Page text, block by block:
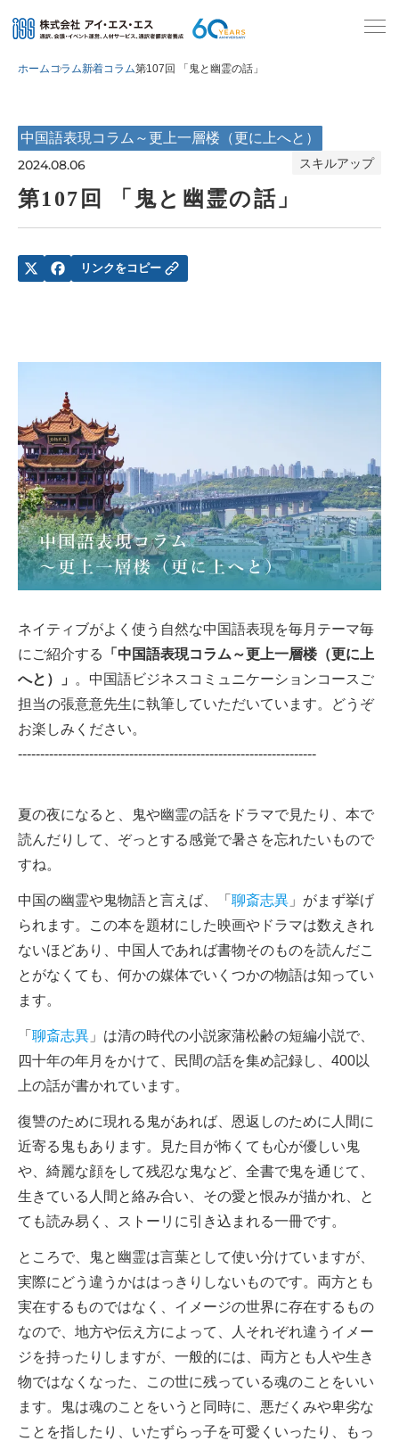
ホームコラム新着コラム第107回 「鬼と幽霊の話」
中国語表現コラム～更上一層楼（更に上へと）
2024.08.06 スキルアップ
第107回 「鬼と幽霊の話」
リンクをコピー
ネイティブがよく使う自然な中国語表現を毎月テーマ毎
にご紹介する
「中国語表現コラム～更上一層楼（更に上
へと）」
。中国語ビジネスコミュニケーションコースご
担当の張意意先生に執筆していただいています。どうぞ
お楽しみください。
-------------------------------------------------------------------
夏の夜になると、鬼や幽霊の話をドラマで見たり、本で
読んだりして、ぞっとする感覚で暑さを忘れたいもので
すね。
中国の幽霊や鬼物語と言えば、「 聊斎志異 」がまず挙げ
られます。この本を題材にした映画やドラマは数えきれ
ないほどあり、中国人であれば書物そのものを読んだこ
とがなくても、何かの媒体でいくつかの物語は知ってい
ます。
「 聊斎志異 」は清の時代の小説家蒲松齢の短編小説で、
四十年の年月をかけて、民間の話を集め記録し、400以
上の話が書かれています。
復讐のために現れる鬼があれば、恩返しのために人間に
近寄る鬼もあります。見た目が怖くても心が優しい鬼
や、綺麗な顔をして残忍な鬼など、全書で鬼を通じて、
生きている人間と絡み合い、その愛と恨みが描かれ、と
ても読み易く、ストーリに引き込まれる一冊です。
ところで、鬼と幽霊は言葉として使い分けていますが、
実際にどう違うかははっきりしないものです。両方とも
実在するものではなく、イメージの世界に存在するもの
なので、地方や伝え方によって、人それぞれ違うイメー
ジを持ったりしますが、一般的には、両方とも人や生き
物ではなくなった、この世に残っている魂のことをいい
ます。鬼は魂のことをいうと同時に、悪だくみや卑劣な
ことを指したり、いたずらっ子を可愛くいったり、もっ